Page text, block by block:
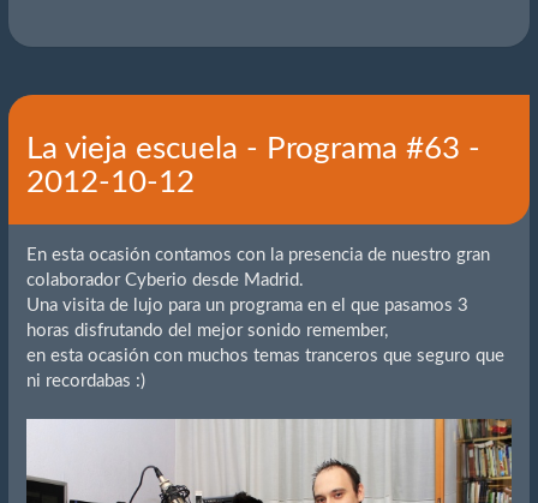
La vieja escuela - Programa #63 -
2012-10-12
En esta ocasión contamos con la presencia de nuestro gran
colaborador Cyberio desde Madrid.
Una visita de lujo para un programa en el que pasamos 3
horas disfrutando del mejor sonido remember,
en esta ocasión con muchos temas tranceros que seguro que
ni recordabas :)